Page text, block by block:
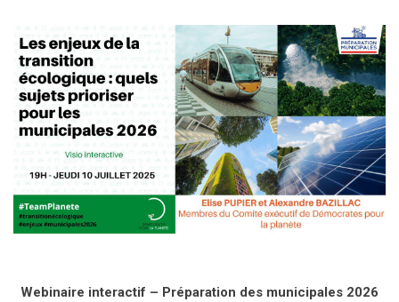
Webinaire interactif – Préparation des municipales 2026